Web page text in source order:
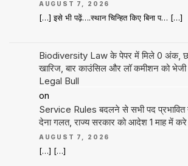
AUGUST 7, 2026
[…] इसे भी पढ़ें….स्थान चिन्हित किए बिना प… […]
Biodiversity Law के पेपर में मिले 0 अंक,
खारिज, बार काउंसिल और लॉ कमीशन को भेजी
Legal Bull
on
Service Rules बदलने से सभी पद प्रभावित
देना गलत, राज्य सरकार को आदेश 1 माह में करे
AUGUST 7, 2026
[…] […]